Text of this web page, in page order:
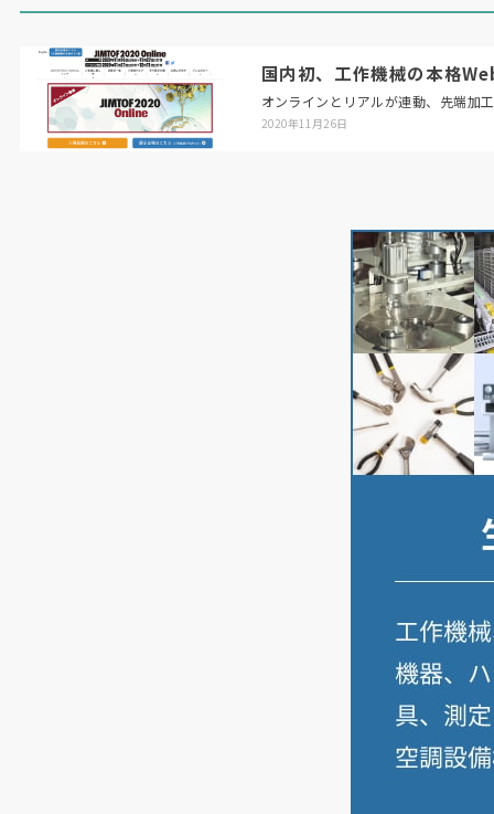
国内初、工作機械の本格
オンラインとリアルが連動、先端加
2020年11月26日